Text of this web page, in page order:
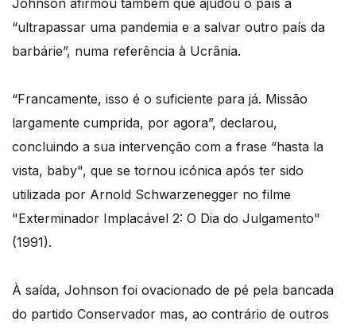
Johnson afirmou também que ajudou o país a
“ultrapassar uma pandemia e a salvar outro país da
barbárie”, numa referência à Ucrânia.
“Francamente, isso é o suficiente para já. Missão
largamente cumprida, por agora”, declarou,
concluindo a sua intervenção com a frase “hasta la
vista, baby", que se tornou icónica após ter sido
utilizada por Arnold Schwarzenegger no filme
"Exterminador Implacável 2: O Dia do Julgamento"
(1991).
À saída, Johnson foi ovacionado de pé pela bancada
do partido Conservador mas, ao contrário de outros